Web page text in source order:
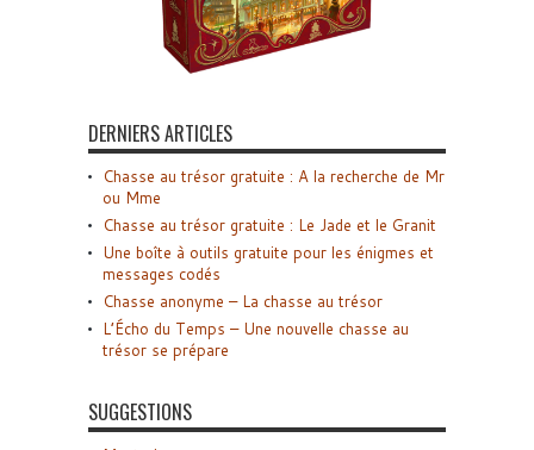
DERNIERS ARTICLES
Chasse au trésor gratuite : A la recherche de Mr
ou Mme
Chasse au trésor gratuite : Le Jade et le Granit
Une boîte à outils gratuite pour les énigmes et
messages codés
Chasse anonyme – La chasse au trésor
L’Écho du Temps – Une nouvelle chasse au
trésor se prépare
SUGGESTIONS